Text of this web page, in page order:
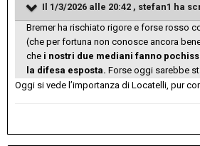
Il 1/3/2026 alle 20:42 , stefan1 ha
Bremer ha rischiato rigore e forse rosso
(che per fortuna non conosce ancora
che i nostri due mediani fanno
la difesa esposta. Forse oggi sarebbe
Oggi si vede l’importanza di Locatelli, pur